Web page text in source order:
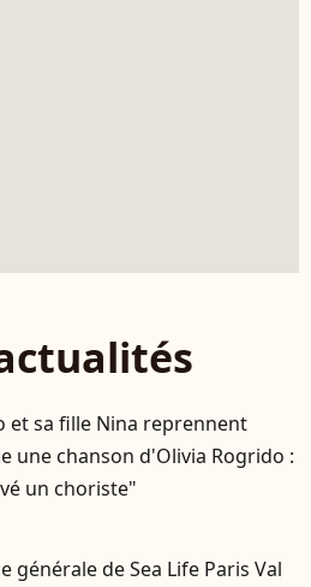
et sa fille Nina reprennent
une chanson d'Olivia Rogrido :
un choriste"
générale de Sea Life Paris Val